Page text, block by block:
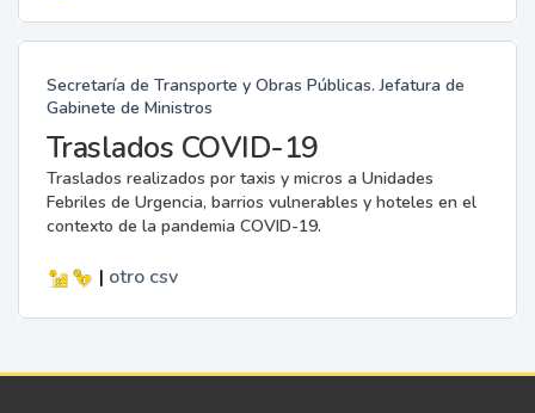
Secretaría de Transporte y Obras Públicas. Jefatura de
Gabinete de Ministros
Traslados COVID-19
Traslados realizados por taxis y micros a Unidades
Febriles de Urgencia, barrios vulnerables y hoteles en el
contexto de la pandemia COVID-19.
| otro csv